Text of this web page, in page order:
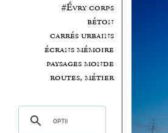
#Évry corps
béton
carrés urbains
écrans mémoire
paysages monde
routes, métier